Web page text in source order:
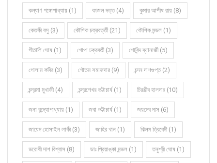
কল্যাণ গঙ্গোপাধ্যায় (1) কাজল দত্ত (4) কুমার আশীষ রায় (8)
কেতকী বসু (3) কৌশিক চক্রবর্ত্তী (21) কৌশিক মন্ডল (1)
গীতালি ঘোষ (1) গোপা চক্রবর্তী (3) গোবিন্দ ব্যানার্জী (5)
গোলাম কবির (3) গৌতম সমাজদার (9) চন্দন দাশগুপ্ত (2)
চন্দ্রমা মুখার্জী (4) চন্দ্রশেখর ভট্টাচার্য (1) চিরঞ্জীব হালদার (10)
জনা বন্দ্যোপাধ্যায় (1) জবা ভট্টাচার্য (1) জয়দেব দাস (6)
জায়েদ হোসাইন লাকী (3) জাহির খান (1) ঝিলম ত্রিবেদী (1)
ডরোথী দাশ বিশ্বাস (8) ডাঃ প্রিয়াঙ্কা মন্ডল (1) তনুশ্রী ঘোষ (1)